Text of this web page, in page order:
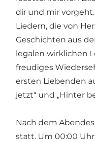
dir und mir
Liedern, die von
Geschichten aus
legalen wirklichen
freudiges
ersten Liebenden
jetzt“ und „Hinter
Nach dem
statt. Um 00:00